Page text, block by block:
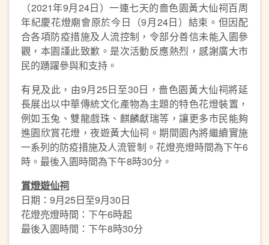
（2021年9月24日）一連七天的嗇色園黃大仙祠百周
年紀慶花燈廟會原於今日（9月24日）結束。但因配
合各項防疫措施及人流控制，令部分善信未能入園參
觀，本園謹此致歉。是次活動反應熱烈，感謝廣大市
民的踴躍參與和支持。
有見及此，由9月25日至30日，嗇色園黃大仙祠將延
長展出以中華傳統文化產物為主題的特色花燈裝置，
例如玉兔、雙龍戲珠、麒麟獻瑞等，讓更多市民能夠
進園欣賞花燈，夜遊黃大仙祠。期間園內將繼續實施
一系列的防疫措施及人流管制。花燈亮燈時間為下午6
時。最後入園時間為下午8時30分。
賞燈遊仙祠
日期：9月25日至9月30日
花燈亮燈時間：下午6時起
最後入園時間：下午8時30分